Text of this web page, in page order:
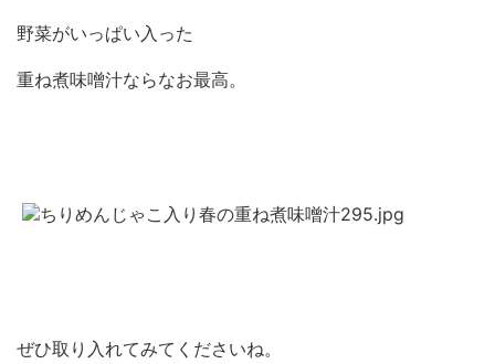
野菜がいっぱい入った
重ね煮味噌汁ならなお最高。
ぜひ取り入れてみてくださいね。